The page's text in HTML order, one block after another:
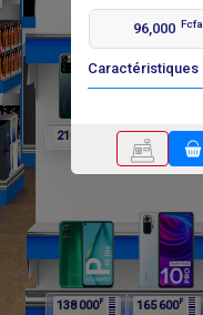
96,000 Fcfa
Caractéristiques
210 000 198 000 F
138 000F 165 600F